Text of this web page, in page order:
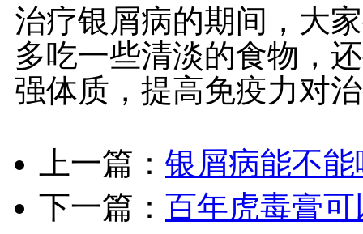
治疗银屑病的期间，大
多吃一些清淡的食物，
强体质，提高免疫力对
上一篇： 银屑病能不
下一篇： 百年虎毒膏